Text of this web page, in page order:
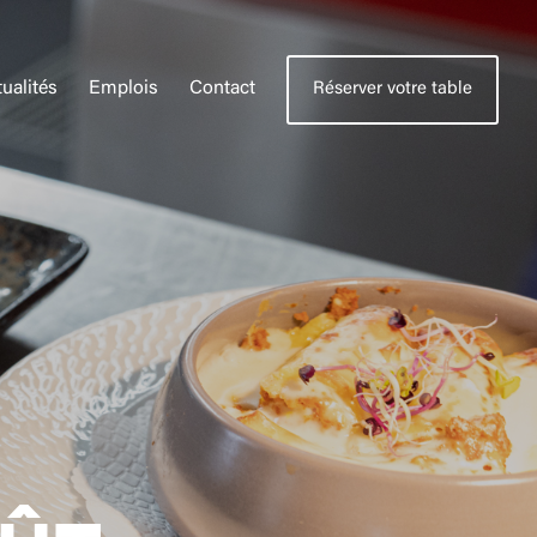
Emplois Contact Réserver votre table